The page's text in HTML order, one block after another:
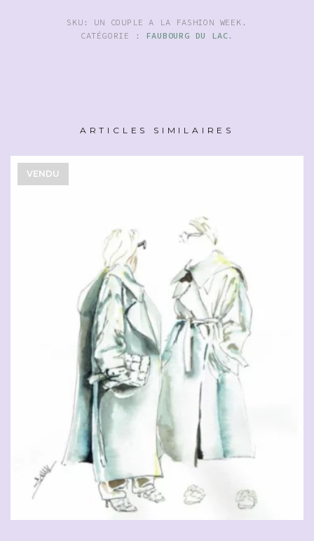
SKU: UN COUPLE A LA FASHION WEEK .
CATÉGORIE : FAUBOURG DU LAC .
ARTICLES SIMILAIRES
VENDU